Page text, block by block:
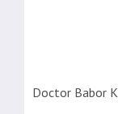
Doctor Babor